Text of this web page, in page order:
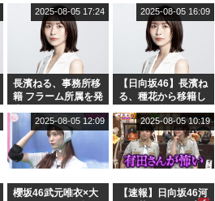
長濱ねる、事務所移
籍 フラーム所属を発
2025-08-05 17:24
【日向坂46】長濱ね
る、種花から移籍し
れで事務所に所属し
ているのは... おひさ
まの反応がこちら
2025-08-05 16:09
櫻坂46武元唯衣×大
2025-08-05 12:09
【速報】日向坂46河
2025-08-05 10:19